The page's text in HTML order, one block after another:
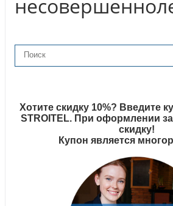
Хотите скидку 10%? Введите
STROITEL. При оформлении
скидку!
Купон является